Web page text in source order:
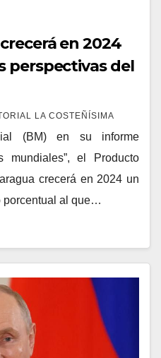
en 2024
perspectivas del
LA COSTEÑÍSIMA
(BM) en su informe
mundiales”, el Producto
crecerá en 2024 un
porcentual al que…